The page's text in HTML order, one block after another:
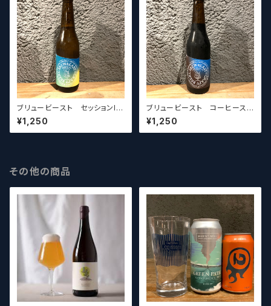
ブリュービースト セッションIP
A BREWBEAST Session
IPA
¥1,250
ブリュービースト コーヒースタ
ウト BREWBEAST Coffe
e Stout
¥1,250
その他の商品